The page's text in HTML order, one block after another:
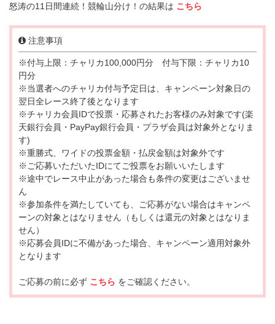
怒涛の11日間連続！競輪山分け！の結果は こちら
注意事項
※付与上限：チャリカ100,000円分 付与下限：チャリカ10
円分
※当選者へのチャリカ付与予定日は、キャンペーン対象日の
翌日全レース終了後となります
※チャリカ会員IDで投票・応募されたお客様のみ対象です(楽
天銀行会員・PayPay銀行会員・プラザ会員は対象外となりま
す)
※重勝式、ワイドの投票金額・払戻金額は対象外です
※ご応募いただいたIDにてご投票をお願いいたします
※途中でレース中止があった場合も条件の変更はございませ
ん
※参加条件を満たしていても、ご応募がない場合はキャンペ
ーンの対象とはなりません（もしくは還元の対象とはなりま
せん）
※応募会員IDに不備があった場合、キャンペーン適用対象外
となります
ご応募の前に必ず こちら をご確認ください。